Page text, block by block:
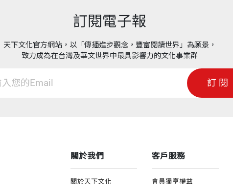
訂閱電子報
天下文化官方網站，以「傳播進步觀念，豐富閱讀世界」為願景，
致力成為在台灣及華文世界中最具影響力的文化事業群
訂閱
關於我們
關於天下文化
客戶服務
會員獨享權益